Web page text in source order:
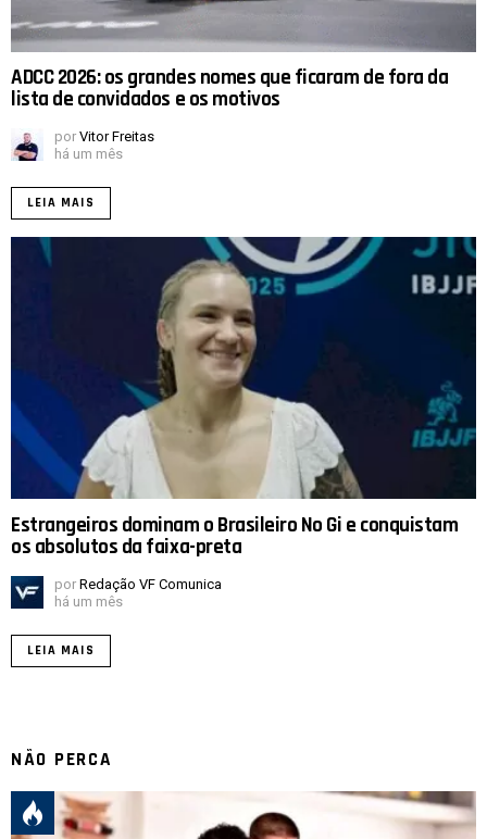
ADCC 2026: os grandes nomes que ficaram de fora da
lista de convidados e os motivos
por Vitor Freitas
há um mês
LEIA MAIS
Estrangeiros dominam o Brasileiro No Gi e conquistam
os absolutos da faixa-preta
por Redação VF Comunica
há um mês
LEIA MAIS
NÃO PERCA